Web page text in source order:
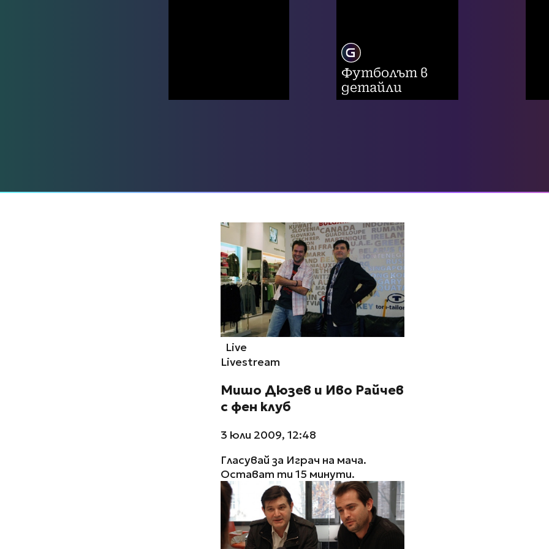
Футболът в
детайли
Live
Livestream
Мишо Дюзев и Иво Райчев
с фен клуб
3 юли 2009, 12:48
Гласувай за Играч на мача.
Остават ти 15 минути.